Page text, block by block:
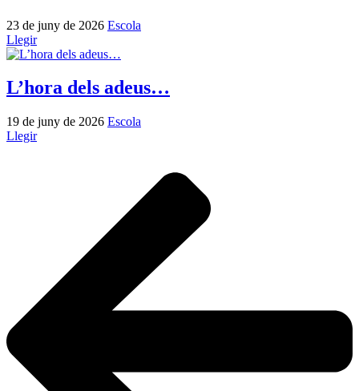
23 de juny de 2026 Escola
Llegir
L’hora dels adeus…
19 de juny de 2026 Escola
Llegir